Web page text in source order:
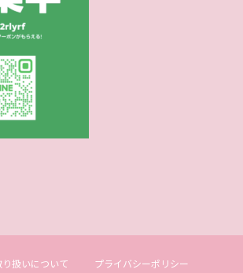
扱いについて プライバシーポリシー